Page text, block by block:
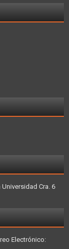
Cra. 6
Electrónico: